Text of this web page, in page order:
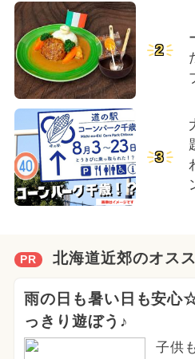
2
3
PR 北海道近郊のオス
雨の日も暑い日も安心
っきり遊ぼう♪
子供